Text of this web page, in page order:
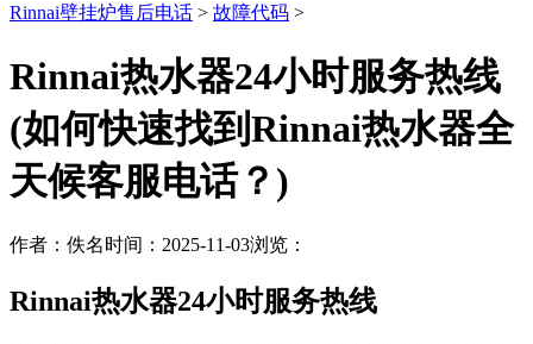
Rinnai壁挂炉售后电话 > 故障代码 >
Rinnai热水器24小时服务热线
(如何快速找到Rinnai热水器全
天候客服电话？)
作者：佚名时间：2025-11-03浏览：
Rinnai热水器24小时服务热线